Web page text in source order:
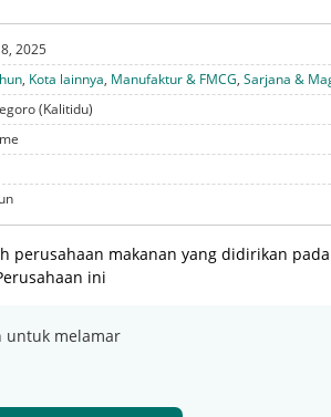
2025
, Kota lainnya, Manufaktur & FMCG, Sarjana &
(Kalitidu)
perusahaan makanan yang didirikan
ini
untuk melamar